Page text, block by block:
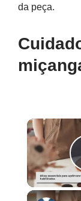
da peça.